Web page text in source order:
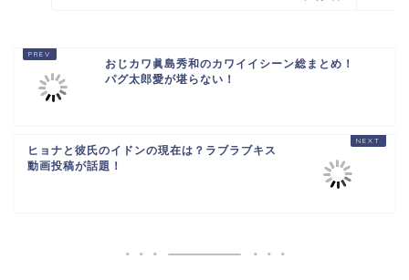
おじカワ眞島秀和のカワイイシーン総まとめ！
パグ太郎愛が堪らない！
ヒョナと彼氏のイドンの現在は？ラブラブキス
動画投稿が話題！